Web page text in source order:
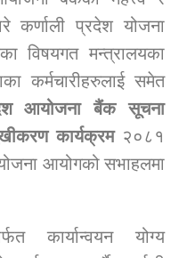
कर्णाली प्रदेश योजना
विषयगत मन्त्रालयका
कर्मचारीहरुलाई समेत
आयोजना बैंक सूचना
कार्यक्रम २०८१
आयोगको सभाहलमा
कार्यान्वयन योग्य